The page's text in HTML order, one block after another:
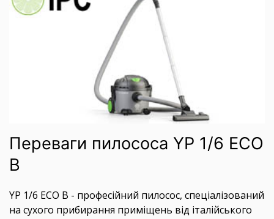
Переваги пилососа YP 1/6 ECO
B
YP 1/6 ECO B - професійний пилосос, спеціалізований
на сухого прибирання приміщень від італійського